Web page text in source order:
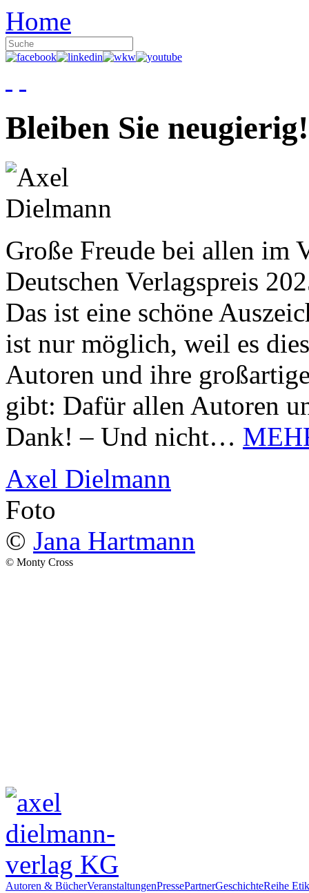
Home
Bleiben Sie neugierig!
Große Freude bei allen im
Deutschen Verlagspreis
Das ist eine schöne
ist nur möglich, weil es
Autoren und ihre
gibt: Dafür allen Autoren
Dank! – Und nicht…
Axel Dielmann
Foto
© Jana Hartmann
© Monty Cross
Autoren & BücherVeranstaltungenPressePartnerGeschichteReihe